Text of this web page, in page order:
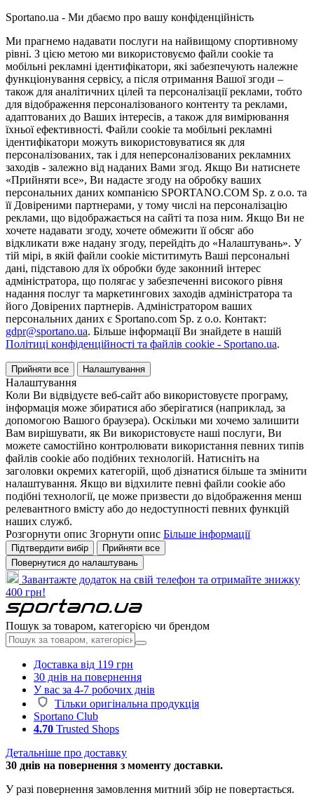
Sportano.ua - Ми дбаємо про вашу конфіденційність
Ми прагнемо надавати послуги на найвищому спортивному
рівні. З цією метою ми використовуємо файли cookie та
мобільні рекламні ідентифікатори, які забезпечують належне
функціонування сервісу, а після отримання Вашої згоди –
також для аналітичних цілей та персоналізації реклами, тобто
для відображення персоналізованого контенту та реклами,
адаптованих до Ваших інтересів, а також для вимірювання
їхньої ефективності. Файли cookie та мобільні рекламні
ідентифікатори можуть використовуватися як для
персоналізованих, так і для неперсоналізованих рекламних
заходів - залежно від наданих Вами згод. Якщо Ви натиснете
«Прийняти все», Ви надасте згоду на обробку ваших
персональних даних компанією SPORTANO.COM Sp. z o.o. та
її Довіреними партнерами, у тому числі на персоналізацію
реклами, що відображається на сайті та поза ним. Якщо Ви не
хочете надавати згоду, хочете обмежити її обсяг або
відкликати вже надану згоду, перейдіть до «Налаштувань». У
тій мірі, в якій файли cookie міститимуть Ваші персональні
дані, підставою для їх обробки буде законний інтерес
адміністратора, що полягає у забезпеченні високого рівня
надання послуг та маркетингових заходів адміністратора та
його Довірених партнерів. Адміністратором ваших
персональних даних є Sportano.com Sp. z o.o. Контакт:
gdpr@sportano.ua. Більше інформації Ви знайдете в нашій
Політиці конфіденційності та файлів cookie - Sportano.ua.
Прийняти все Налаштування
Налаштування
Коли Ви відвідуєте веб-сайт або використовуєте програму,
інформація може збиратися або зберігатися (наприклад, за
допомогою Вашого браузера). Оскільки ми хочемо залишити
Вам вирішувати, як Ви використовуєте наші послуги, Ви
можете самостійно контролювати використання певних типів
файлів cookie або подібних технологій. Натисніть на
заголовки окремих категорій, щоб дізнатися більше та змінити
налаштування. Якщо ви відхилите певні файли cookie або
подібні технології, це може призвести до відображення менш
релевантного вмісту або до недоступності певних функцій
наших служб.
Розгорнути опис Згорнути опис Більше інформації
Підтвердити вибір
Прийняти все
Повернутися до налаштувань
Завантажте додаток на свій телефон та отримайте знижку
400 грн!
Пошук за товаром, категорією чи брендом
Доставка від 119 грн
30 днів на повернення
У вас за 4-7 робочих днів
Тільки оригінальна продукція
Sportano Club
4.70 Trusted Shops
Детальніше про доставку
30 днів на повернення з моменту доставки.
У разі повернення замовлення митний збір не повертається.